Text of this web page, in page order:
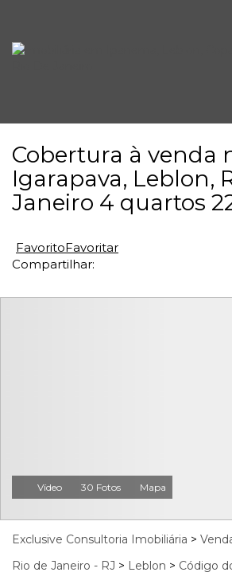
Cobertura à venda
Igarapava, Leblon,
Janeiro 4 quartos
FavoritoFavoritar
Compartilhar:
Vídeo 30 Fotos Mapa
Exclusive Consultoria Imobiliária >
Rio de Janeiro - RJ > Leblon > Código